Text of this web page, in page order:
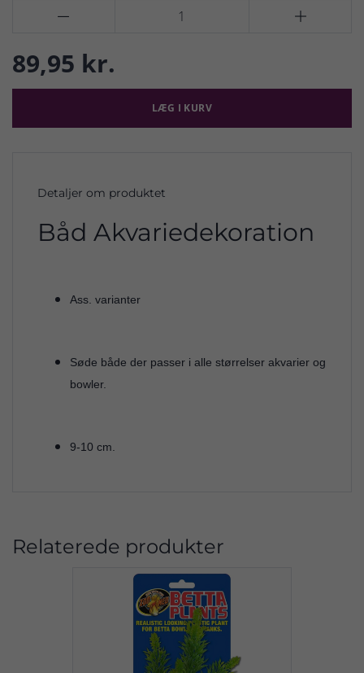
 
89,95 kr.
LÆG I KURV
Detaljer om produktet
Båd Akvariedekoration
Ass. varianter
Søde både der passer i alle størrelser akvarier og
bowler.
9-10 cm.
Relaterede produkter